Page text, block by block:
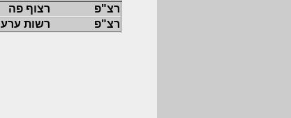
רצ"פ
רצוף פה
רצ"פ
רשות